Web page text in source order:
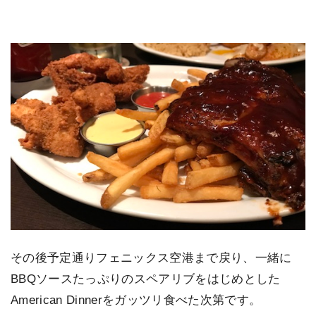
その後予定通りフェニックス空港まで戻り、一緒に
BBQソースたっぷりのスペアリブをはじめとした
American Dinnerをガッツリ食べた次第です。